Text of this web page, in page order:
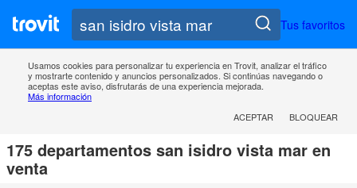
Tus favoritos
Usamos cookies para personalizar tu experiencia en Trovit, analizar el tráfico
y mostrarte contenido y anuncios personalizados. Si continúas navegando o
aceptas este aviso, disfrutarás de una experiencia mejorada.
Más información
ACEPTAR
BLOQUEAR
175 departamentos san isidro vista mar en
venta